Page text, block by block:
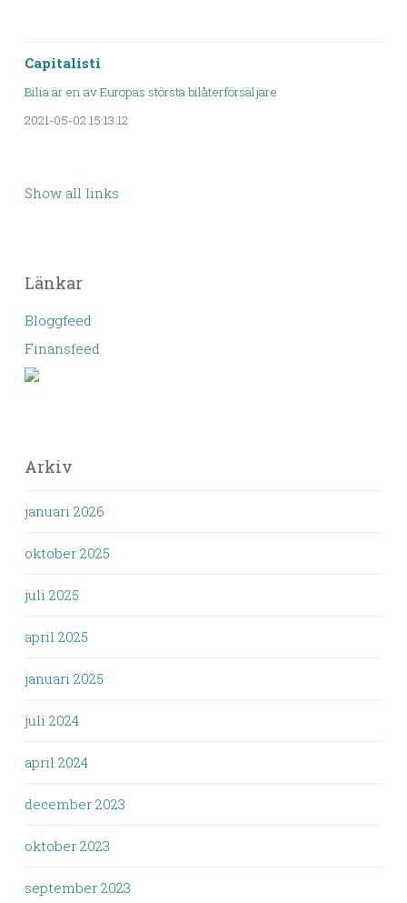
Capitalisti
Bilia är en av Europas största bilåterförsäljare
2021-05-02 15:13:12
Show all links
Länkar
Bloggfeed
Finansfeed
Arkiv
januari 2026
oktober 2025
juli 2025
april 2025
januari 2025
juli 2024
april 2024
december 2023
oktober 2023
september 2023